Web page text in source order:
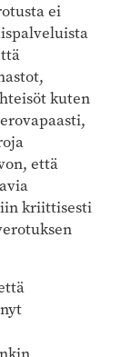
ei
kuten
että
kriittisesti